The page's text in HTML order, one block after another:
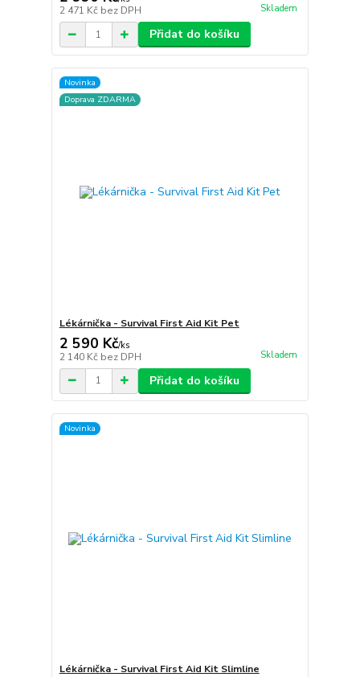
2 471 Kč bez DPH Skladem
Přidat do košíku
Novinka
Doprava ZDARMA
Lékárnička - Survival First Aid Kit Pet
2 590 Kč/ks
2 140 Kč bez DPH Skladem
Přidat do košíku
Novinka
Lékárnička - Survival First Aid Kit Slimline